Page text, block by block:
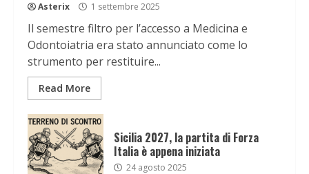
Asterix 1 settembre 2025
Il semestre filtro per l’accesso a Medicina e
Odontoiatria era stato annunciato come lo
strumento per restituire...
Read More
Sicilia 2027, la partita di Forza
Italia è appena iniziata
24 agosto 2025